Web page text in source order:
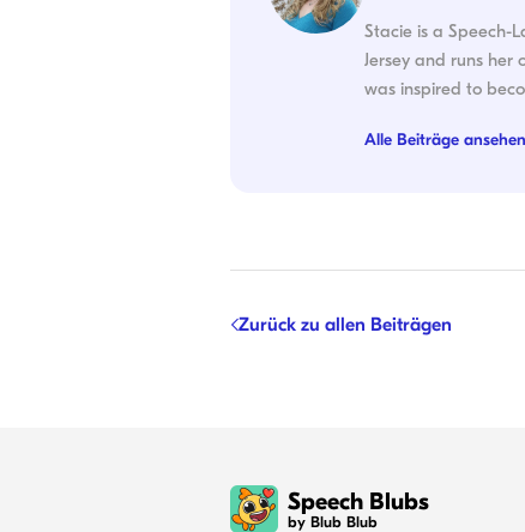
Stacie is a Speech-
Jersey and runs
was inspired to
Alle Beiträge
Zurück zu allen Beiträgen
Speech Blubs
by Blub Blub